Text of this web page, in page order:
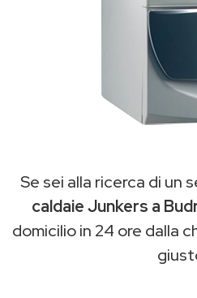
Se sei alla ricerca di un
caldaie Junkers a
domicilio in 24 ore dalla